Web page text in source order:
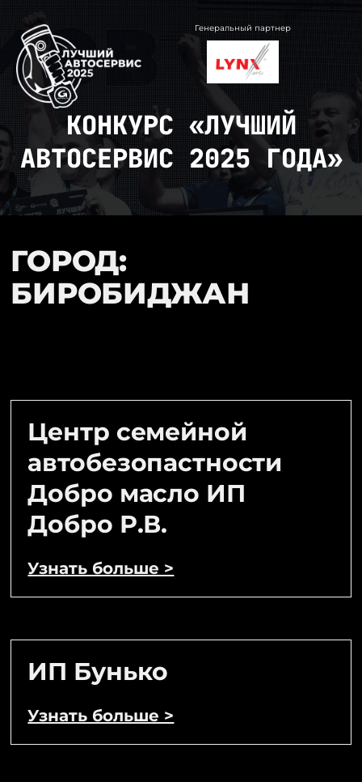
содержимому
Генеральный партнер
КОНКУРС «ЛУЧШИЙ
АВТОСЕРВИС 2025 ГОДА»
ГОРОД:
БИРОБИДЖАН
Центр семейной
автобезопастности
Добро масло ИП
Добро Р.В.
Узнать больше >
ИП Бунько
Узнать больше >